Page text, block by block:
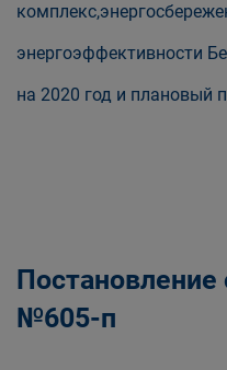
энергоэффективности
на 2020 год и плановый
Постановление
№605-п